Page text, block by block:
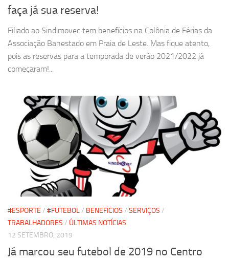
faça já sua reserva!
Filiado ao Sindimovec tem benefícios na Colônia de Férias da
Associação Banestado em Praia de Leste. Mas fique atento,
pois as reservas para a temporada de verão 2021/2022 já
começaram!...
#ESPORTE / #FUTEBOL/ BENEFICIOS / SERVIÇOS /
TRABALHADORES / ÚLTIMAS NOTÍCIAS
12 SETEMBRO, 2019
Já marcou seu futebol de 2019 no Centro